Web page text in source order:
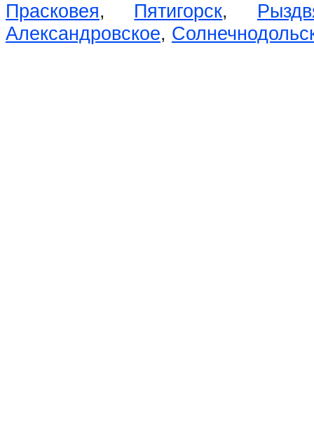
Прасковея, Пятигорск,
Александровское,